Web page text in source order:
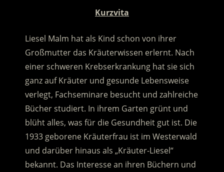
Kurzvita
Liesel Malm hat als Kind schon von ihrer
Großmutter das Kräuterwissen erlernt. Nach
einer schweren Krebserkrankung hat sie sich
ganz auf Kräuter und gesunde Lebensweise
verlegt, Fachseminare besucht und zahlreiche
Bücher studiert. In ihrem Garten grünt und
blüht alles, was für die Gesundheit gut ist. Die
1933 geborene Kräuterfrau ist im Westerwald
und darüber hinaus als „Kräuter-Liesel“
bekannt. Das Interesse an ihren Büchern und